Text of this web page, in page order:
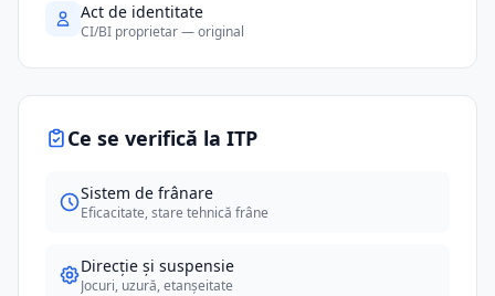
Act de identitate
CI/BI proprietar — original
Ce se verifică la ITP
Sistem de frânare
Eficacitate, stare tehnică frâne
Direcție și suspensie
Jocuri, uzură, etanșeitate